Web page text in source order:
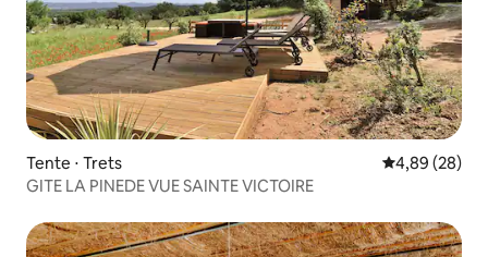
Tente ⋅ Trets Évaluation
4,89 (28)
GITE LA PINEDE VUE SAINTE VICTOIRE